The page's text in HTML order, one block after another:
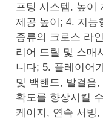
프팅 시스템, 높이
제공 높이; 4. 지능
종류의 크로스 라
리어 드릴 및 스매
니다; 5. 플레이어
및 백핸드, 발걸음
확도를 향상시킬
케이지, 연속 서빙